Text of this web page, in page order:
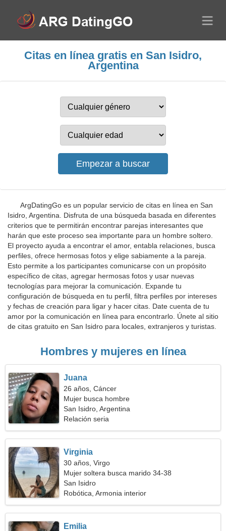
Citas en línea gratis en San Isidro,
Argentina
ArgDatingGo es un popular servicio de citas en línea en San
Isidro, Argentina. Disfruta de una búsqueda basada en diferentes
criterios que te permitirán encontrar parejas interesantes que
harán que este proceso sea importante para un hombre soltero.
El proyecto ayuda a encontrar el amor, entabla relaciones, busca
perfiles, ofrece hermosas fotos y elige sabiamente a la pareja.
Esto permite a los participantes comunicarse con un propósito
específico de citas, agregar hermosas fotos y usar nuevas
tecnologías para mejorar la comunicación. Expande tu
configuración de búsqueda en tu perfil, filtra perfiles por intereses
y fechas de creación para ligar y hacer citas. Date cuenta de tu
amor por la comunicación en línea para encontrarlo. Únete al sitio
de citas gratuito en San Isidro para locales, extranjeros y turistas.
Hombres y mujeres en línea
Juana
26 años, Cáncer
Mujer busca hombre
San Isidro, Argentina
Relación seria
Virginia
30 años, Virgo
Mujer soltera busca marido 34-38
San Isidro
Robótica, Armonia interior
Emilia